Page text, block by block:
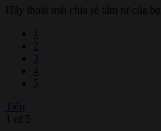
Hãy thoải mái chia sẻ tâm tư của bạn
3
4
5
Tiếp
1 of 5